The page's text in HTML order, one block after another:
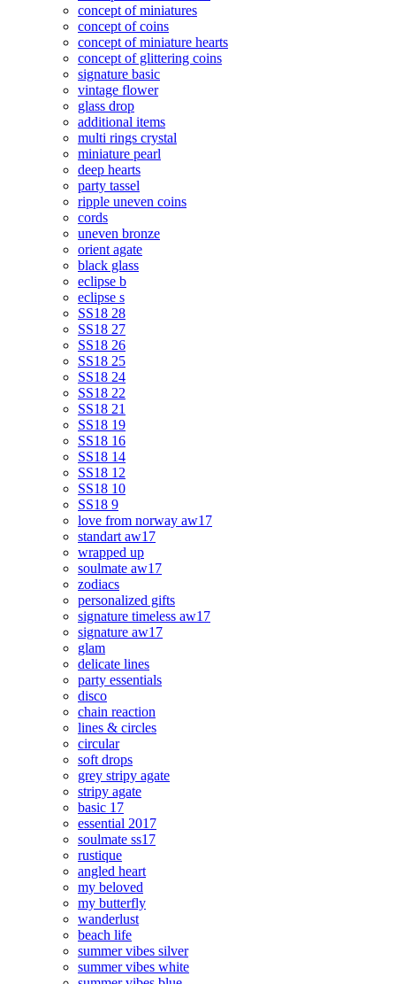
concept of miniatures
concept of coins
concept of miniature hearts
concept of glittering coins
signature basic
vintage flower
glass drop
additional items
multi rings crystal
miniature pearl
deep hearts
party tassel
ripple uneven coins
cords
uneven bronze
orient agate
black glass
eclipse b
eclipse s
SS18 28
SS18 27
SS18 26
SS18 25
SS18 24
SS18 22
SS18 21
SS18 19
SS18 16
SS18 14
SS18 12
SS18 10
SS18 9
love from norway aw17
standart aw17
wrapped up
soulmate aw17
zodiacs
personalized gifts
signature timeless aw17
signature aw17
glam
delicate lines
party essentials
disco
chain reaction
lines & circles
circular
soft drops
grey stripy agate
stripy agate
basic 17
essential 2017
soulmate ss17
rustique
angled heart
my beloved
my butterfly
wanderlust
beach life
summer vibes silver
summer vibes white